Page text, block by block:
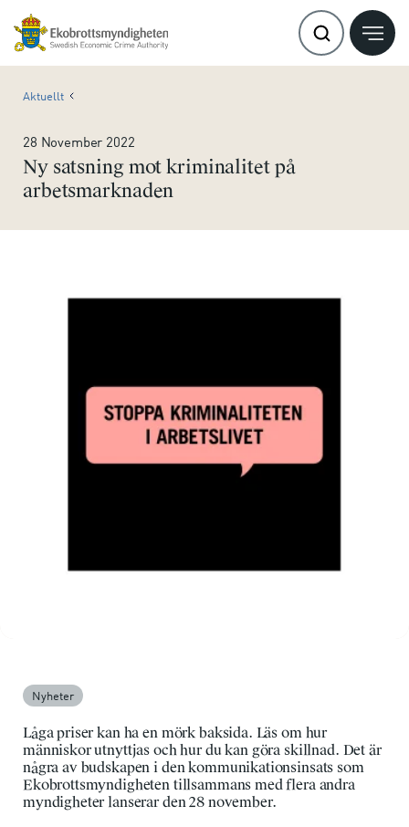
Aktuellt
28 November 2022
Ny satsning mot kriminalitet på
arbetsmarknaden
Nyheter
Låga priser kan ha en mörk baksida. Läs om hur
människor utnyttjas och hur du kan göra skillnad. Det är
några av budskapen i den kommunikationsinsats som
Ekobrottsmyndigheten tillsammans med flera andra
myndigheter lanserar den 28 november.